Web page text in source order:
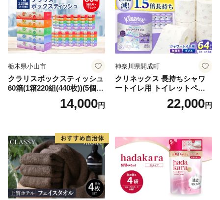
栃木県小山市
クラリスボックスティッシュ
60箱(1箱220組(440枚))(5個入
り×12セット)【1256759】
14,000円
神奈川県開成町
クリネックス 長持ちシャワ
ートイレ用 トイレットペー
パー（ダブル）64ロール(8ロ
ール×8パック) 開成町 トイレ
蓄 防災 エコ 消耗品 生活雑貨
生活用品 無香料 トイレット
ペーパー ダブル といれっと
ぺーぱー トイレ クレシア ト
イレットペーパー [BDBH002
-1]
22,000円